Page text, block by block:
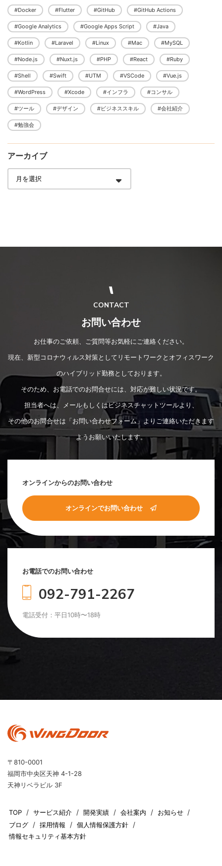
#Docker #Flutter #GitHub #GitHub Actions
#Google Analytics #Google Apps Script #Java
#Kotlin #Laravel #Linux #Mac #MySQL
#Node.js #Nuxt.js #PHP #React #Ruby
#Shell #Swift #UTM #VSCode #Vue.js
#WordPress #Xcode #インフラ #コンサル
#ツール #デザイン #ビジネススキル #会社紹介
#勉強会
アーカイブ
CONTACT
お問い合わせ
お仕事のご依頼、ご質問等お気軽にご連絡ください。
現在、新型コロナウィルス対策としてリモートワークとオフィスワーク
のハイブリッド勤務としております。
そのため、お電話でのお問合せには、対応が難しい状況です。
担当者へは、メールもしくはビジネスチャットツールより、
その他のお問合せは「お問い合わせフォーム」よりご連絡いただきます
ようお願いいたします。
オンラインからのお問い合わせ
オンラインでお問い合わせ
お電話でのお問い合わせ
092-791-2267
電話受付：平日10時〜18時
〒810-0001
福岡市中央区天神 4-1-28
天神リベラビル 3F
TOP サービス紹介 開発実績 会社案内
お知らせ
ブログ
採用情報
個人情報保護方針
情報セキュリティ基本方針